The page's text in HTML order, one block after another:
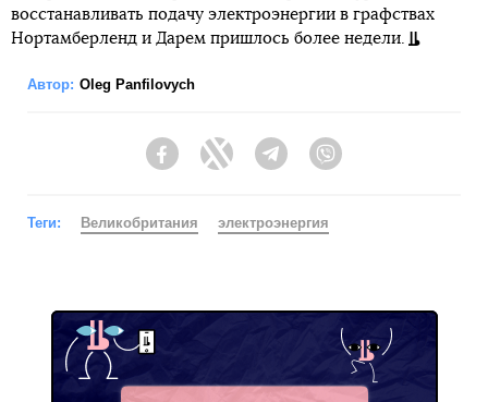
восстанавливать подачу электроэнергии в графствах
Нортамберленд и Дарем пришлось более недели.
Автор: Oleg Panfilovych
FacebookTwitter Telegram
Теги: Великобритания электроэнергия